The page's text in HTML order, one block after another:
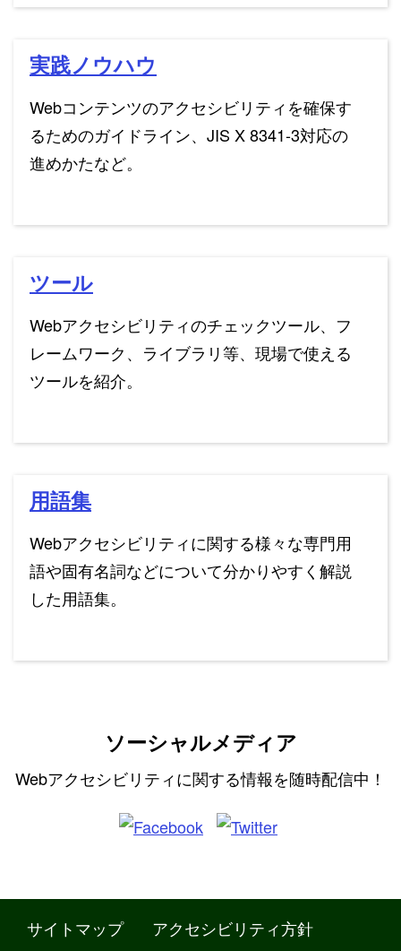
実践ノウハウ
Webコンテンツのアクセシビリティを確保す
るためのガイドライン、JIS X 8341-3対応の
進めかたなど。
ツール
Webアクセシビリティのチェックツール、フ
レームワーク、ライブラリ等、現場で使える
ツールを紹介。
⽤語集
Webアクセシビリティに関する様々な専門用
語や固有名詞などについて分かりやすく解説
した用語集。
ソーシャルメディア
Webアクセシビリティに関する情報を随時配信中！
サイトマップ アクセシビリティ方針